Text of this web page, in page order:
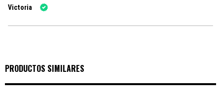
Victoria
PRODUCTOS SIMILARES